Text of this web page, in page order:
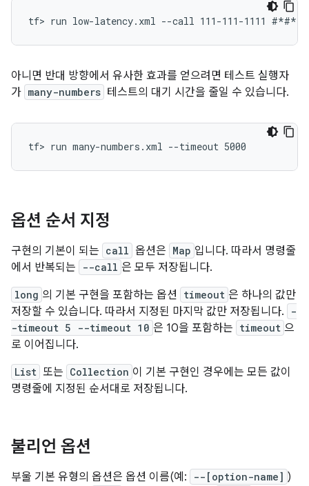
아니면 반대 방향에서 유사한 효과를 얻으려면 테스트 실행자
가 many-numbers 테스트의 대기 시간을 줄일 수 있습니다.
tf> run many-numbers.xml --timeout 5000
옵션 순서 지정
구현의 기본이 되는 call 옵션은 Map 입니다. 따라서 명령줄
에서 반복되는
--call 은 모두 저장됩니다.
long 의 기본 구현을 포함하는 옵션 timeout 은 하나의 값만
저장할 수 있습니다. 따라서 지정된 마지막 값만 저장됩니다.
-
-timeout 5 --timeout 10 은 10을 포함하는 timeout 으
로 이어집니다.
List 또는 Collection 이 기본 구현인 경우에는 모든 값이
명령줄에 지정된 순서대로 저장됩니다.
불리언 옵션
부울 기본 유형의 옵션은 옵션 이름(예: --[option-name] )